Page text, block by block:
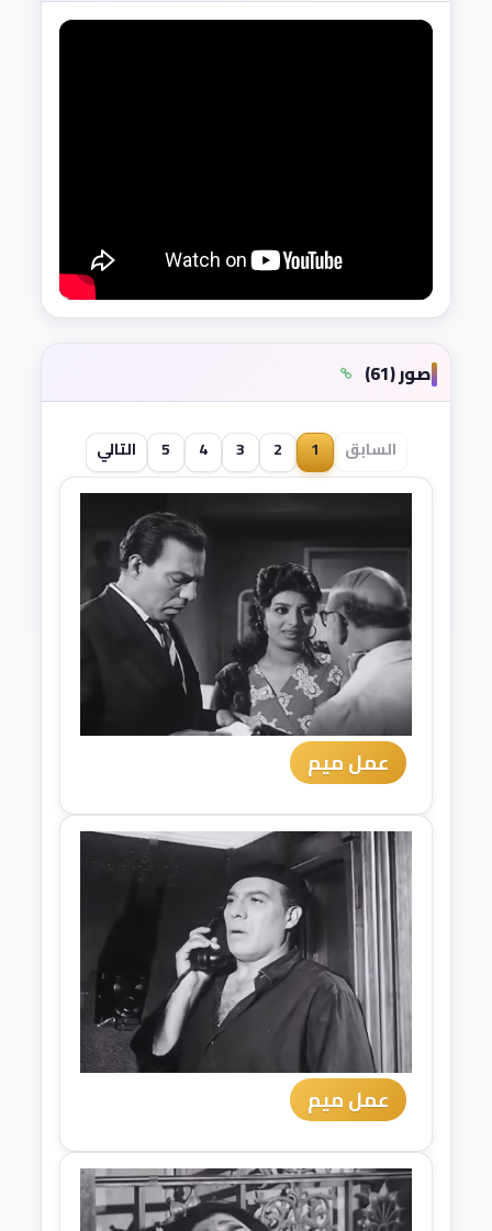
صور (61)
السابق 1
2
3
4
5 التالي
عمل ميم
عمل ميم